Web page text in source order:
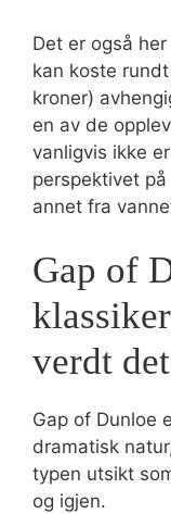
Det er også
kan koste
kroner)
en av de
vanligvis ikke
perspektivet
annet fra
Gap of
verdt det
Gap of Dunloe
dramatisk
typen utsikt
og igjen.